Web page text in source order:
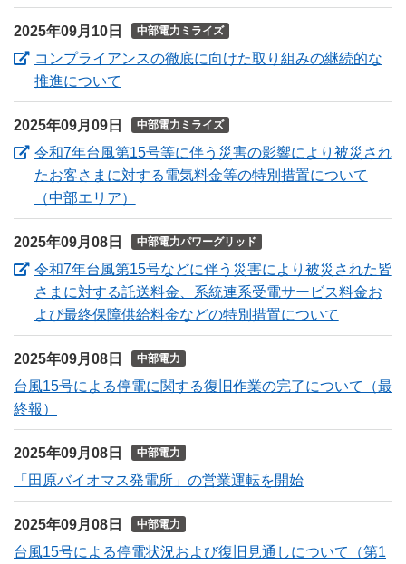
2025年09月10日 中部電力ミライズ
コンプライアンスの徹底に向けた取り組みの継続的な
推進について
2025年09月09日 中部電力ミライズ
令和7年台風第15号等に伴う災害の影響により被災され
たお客さまに対する電気料金等の特別措置について
（中部エリア）
2025年09月08日 中部電力パワーグリッド
令和7年台風第15号などに伴う災害により被災された皆
さまに対する託送料金、系統連系受電サービス料金お
よび最終保障供給料金などの特別措置について
2025年09月08日 中部電力
台風15号による停電に関する復旧作業の完了について（最
終報）
2025年09月08日 中部電力
「田原バイオマス発電所」の営業運転を開始
2025年09月08日 中部電力
台風15号による停電状況および復旧見通しについて（第1